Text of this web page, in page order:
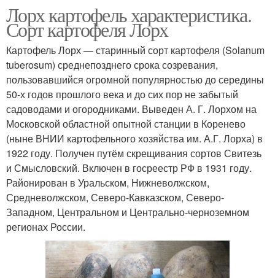
Лорх картофель характеристика.
Сорт картофеля Лорх
Картофель Лорх — старинный сорт картофеля (Solanum
tuberosum) среднепозднего срока созревания,
пользовавшийся огромной популярностью до середины
50-х годов прошлого века и до сих пор не забытый
садоводами и огородниками. Выведен А. Г. Лорхом на
Московской областной опытной станции в Коренево
(ныне ВНИИ картофельного хозяйства им. А.Г. Лорха) в
1922 году. Получен путём скрещивания сортов Свитезь
и Смысловский. Включен в госреестр РФ в 1931 году.
Районирован в Уральском, Нижневолжском,
Средневолжском, Северо-Кавказском, Северо-
Западном, Центральном и Центрально-черноземном
регионах России.